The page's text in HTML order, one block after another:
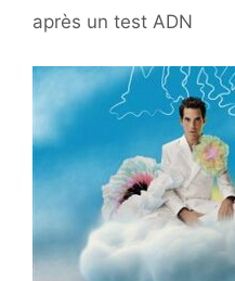
après un test ADN